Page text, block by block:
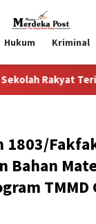
Hukum Kriminal
Terintegrasi 74
1803/
Bahan
TMMD